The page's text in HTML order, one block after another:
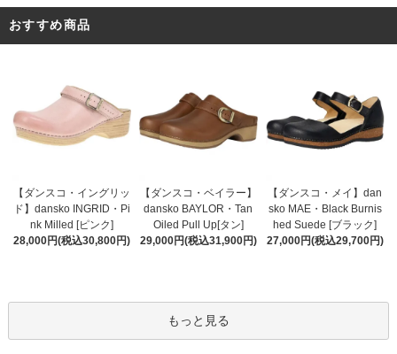
おすすめ商品
【ダンスコ・イングリッ
ド】dansko INGRID・Pi
nk Milled [ピンク]
28,000円(税込30,800円)
【ダンスコ・ベイラー】
dansko BAYLOR・Tan
Oiled Pull Up[タン]
29,000円(税込31,900円)
【ダンスコ・メイ】dan
sko MAE・Black Burnis
hed Suede [ブラック]
27,000円(税込29,700円)
もっと見る